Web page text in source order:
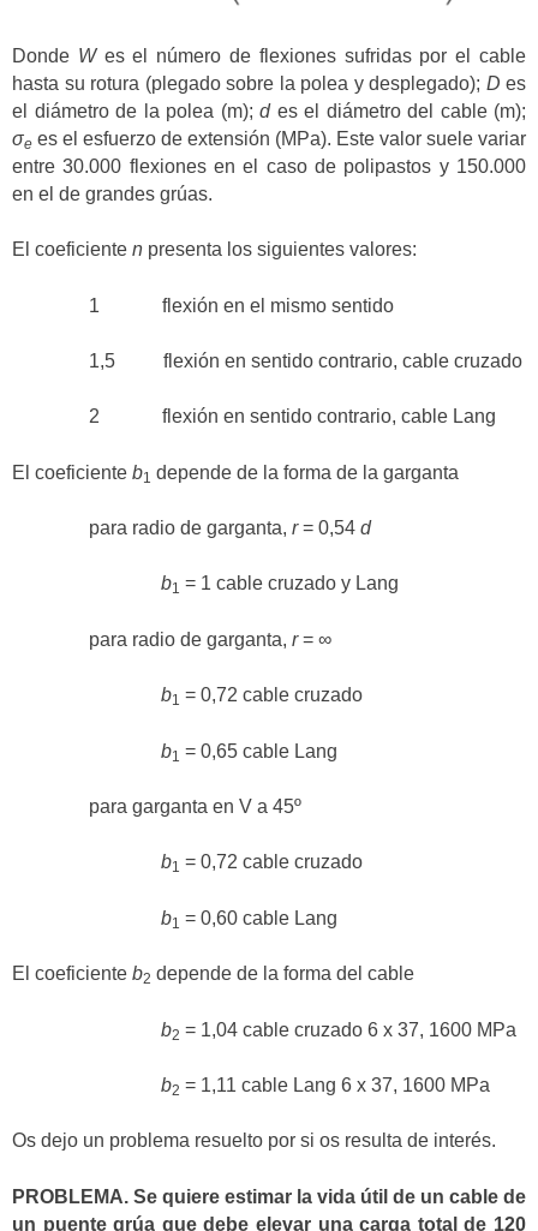
Donde Wes el número de flexiones sufridas por el cable
hasta su rotura (plegado sobre la polea y desplegado); D es
el diámetro de la polea (m); des el diámetro del cable (m);
σe es el esfuerzo de extensión (MPa). Este valor suele variar
entre 30.000 flexiones en el caso de polipastos y 150.000
en el de grandes grúas.
El coeficiente n presenta los siguientes valores:
1 flexión en el mismo sentido
1,5 flexión en sentido contrario, cable cruzado
2 flexión en sentido contrario, cable Lang
El coeficiente b1 depende de la forma de la garganta
para radio de garganta, r= 0,54 d
b1 = 1 cable cruzado y Lang
para radio de garganta, r= ∞
b1 = 0,72 cable cruzado
b1 = 0,65 cable Lang
para garganta en V a 45º
b1 = 0,72 cable cruzado
b1 = 0,60 cable Lang
El coeficiente b2 depende de la forma del cable
b2 = 1,04 cable cruzado 6 x 37, 1600 MPa
b2 = 1,11 cable Lang 6 x 37, 1600 MPa
Os dejo un problema resuelto por si os resulta de interés.
PROBLEMA. Se quiere estimar la vida útil de un cable de
un puente grúa que debe elevar una carga total de 120